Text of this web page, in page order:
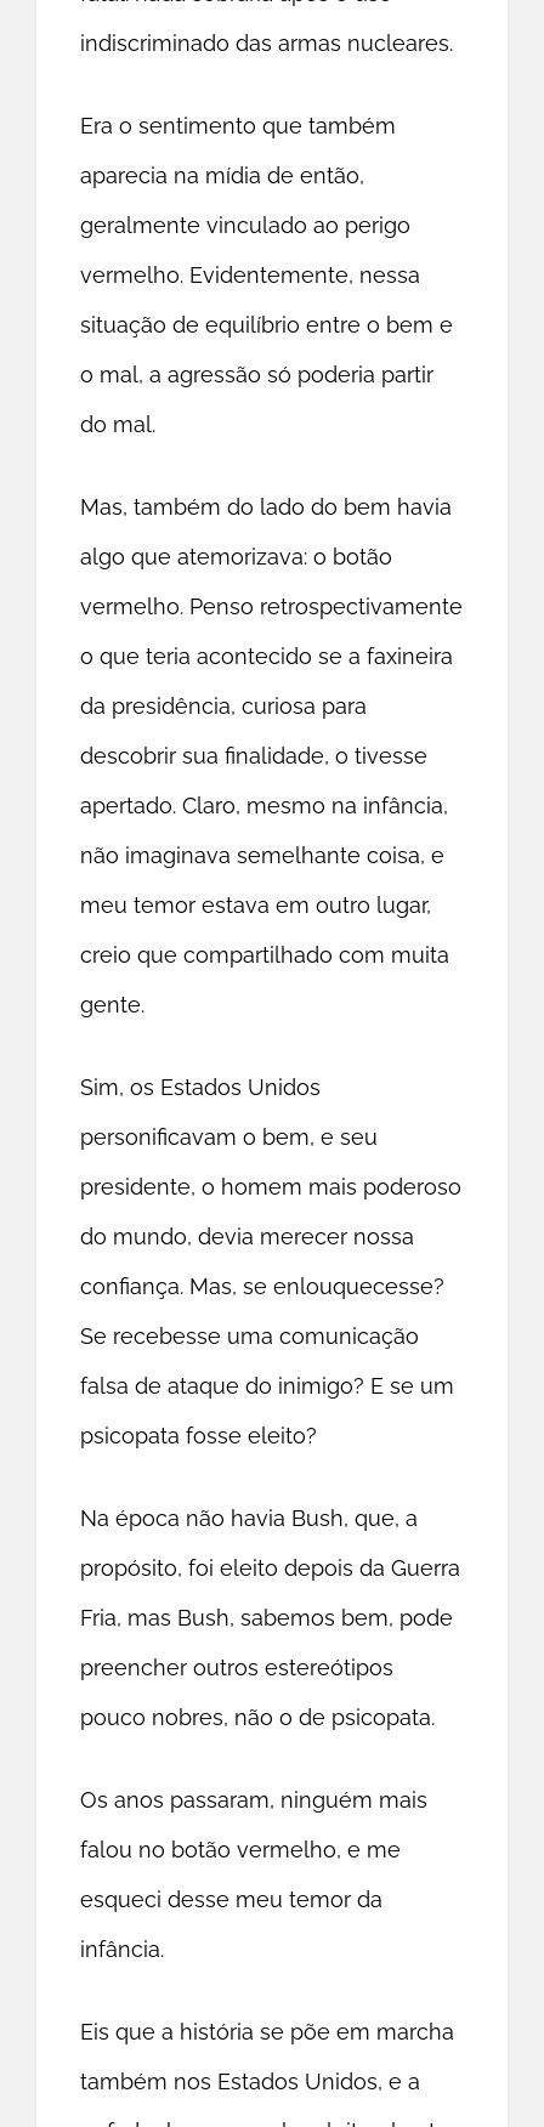
indiscriminado das armas nucleares.
Era o sentimento que também
aparecia na mídia de então,
geralmente vinculado ao perigo
vermelho. Evidentemente, nessa
situação de equilíbrio entre o bem e
o mal, a agressão só poderia partir
do mal.
Mas, também do lado do bem havia
algo que atemorizava: o botão
vermelho. Penso retrospectivamente
o que teria acontecido se a faxineira
da presidência, curiosa para
descobrir sua finalidade, o tivesse
apertado. Claro, mesmo na infância,
não imaginava semelhante coisa, e
meu temor estava em outro lugar,
creio que compartilhado com muita
gente.
Sim, os Estados Unidos
personificavam o bem, e seu
presidente, o homem mais poderoso
do mundo, devia merecer nossa
confiança. Mas, se enlouquecesse?
Se recebesse uma comunicação
falsa de ataque do inimigo? E se um
psicopata fosse eleito?
Na época não havia Bush, que, a
propósito, foi eleito depois da Guerra
Fria, mas Bush, sabemos bem, pode
preencher outros estereótipos
pouco nobres, não o de psicopata.
Os anos passaram, ninguém mais
falou no botão vermelho, e me
esqueci desse meu temor da
infância.
Eis que a história se põe em marcha
também nos Estados Unidos, e a